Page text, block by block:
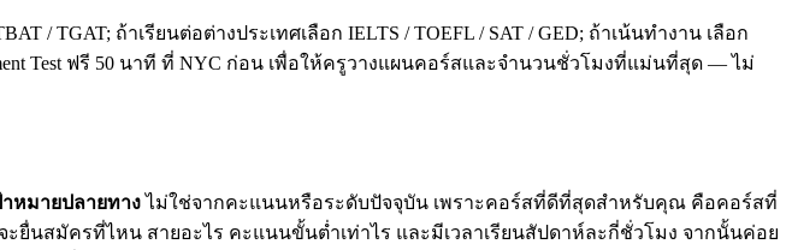
/ TGAT; ถ้าเรียนต่อต่างประเทศเลือก IELTS / TOEFL / SAT / GED; ถ้าเน้นทำงาน เลือก
Test ฟรี 50 นาที ที่ NYC ก่อน เพื่อให้ครูวางแผนคอร์สและจำนวนชั่วโมงที่แม่นที่สุด — ไม่
าหมายปลายทางไม่ใช่จากคะแนนหรือระดับปัจจุบัน เพราะคอร์สที่ดีที่สุดสำหรับคุณ คือคอร์สที่
นสมัครที่ไหน สายอะไร คะแนนขั้นต่ำเท่าไร และมีเวลาเรียนสัปดาห์ละกี่ชั่วโมง จากนั้นค่อย